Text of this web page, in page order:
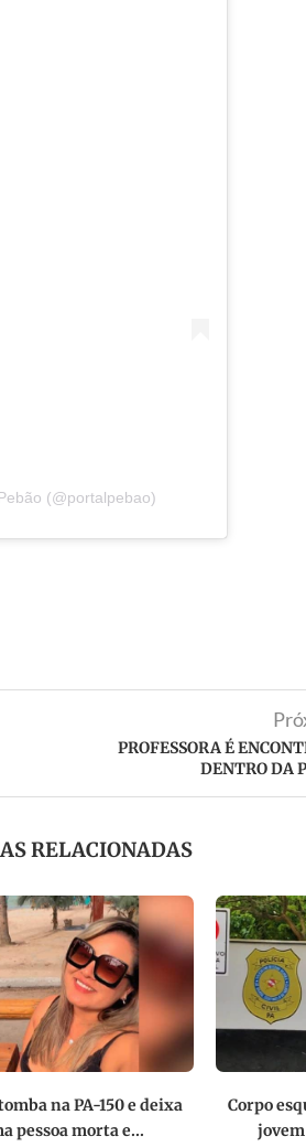
(@portalpebao)
PROFESSORA É
DENTRO DA
RELACIONADAS
na PA-150 e deixa
pessoa morta e...
Corpo